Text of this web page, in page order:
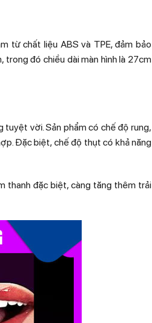
từ chất liệu ABS và TPE, đảm bảo
đó chiều dài màn hình là 27cm
tuyệt vời. Sản phẩm có chế độ rung,
Đặc biệt, chế độ thụt có khả năng
thanh đặc biệt, càng tăng thêm trải